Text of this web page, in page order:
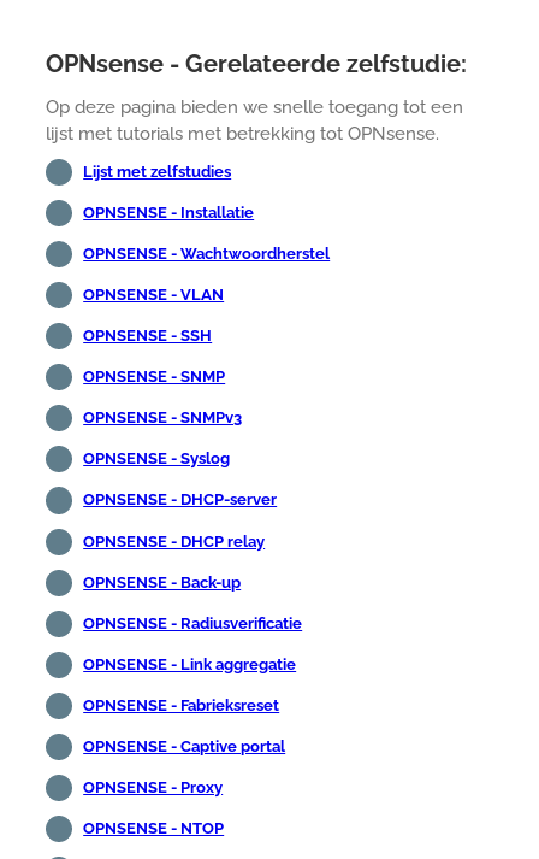
OPNsense - Gerelateerde zelfstudie:
Op deze pagina bieden we snelle toegang tot een
lijst met tutorials met betrekking tot OPNsense.
Lijst met zelfstudies
OPNSENSE - Installatie
OPNSENSE - Wachtwoordherstel
OPNSENSE - VLAN
OPNSENSE - SSH
OPNSENSE - SNMP
OPNSENSE - SNMPv3
OPNSENSE - Syslog
OPNSENSE - DHCP-server
OPNSENSE - DHCP relay
OPNSENSE - Back-up
OPNSENSE - Radiusverificatie
OPNSENSE - Link aggregatie
OPNSENSE - Fabrieksreset
OPNSENSE - Captive portal
OPNSENSE - Proxy
OPNSENSE - NTOP